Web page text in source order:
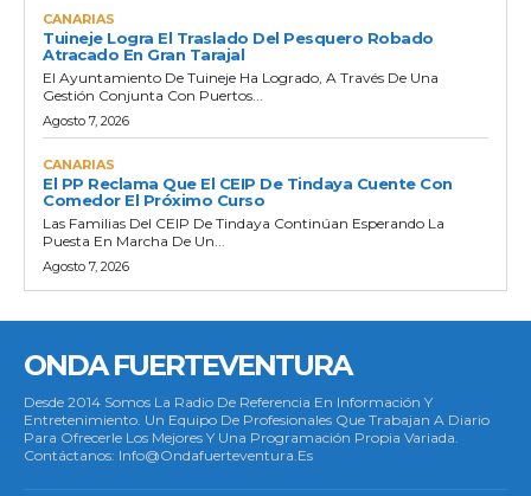
CANARIAS
Tuineje Logra El Traslado Del Pesquero Robado
Atracado En Gran Tarajal
El Ayuntamiento De Tuineje Ha Logrado, A Través De Una
Gestión Conjunta Con Puertos...
Agosto 7, 2026
CANARIAS
El PP Reclama Que El CEIP De Tindaya Cuente Con
Comedor El Próximo Curso
Las Familias Del CEIP De Tindaya Continúan Esperando La
Puesta En Marcha De Un...
Agosto 7, 2026
ONDA FUERTEVENTURA
Desde 2014 Somos La Radio De Referencia En Información Y
Entretenimiento. Un Equipo De Profesionales Que Trabajan A Diario
Para Ofrecerle Los Mejores Y Una Programación Propia Variada.
Contáctanos: Info@ondafuerteventura.es